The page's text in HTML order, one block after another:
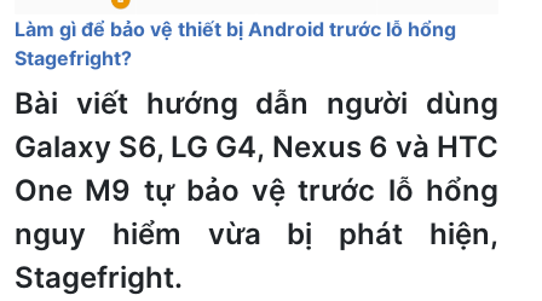
Làm gì để bảo vệ thiết bị Android trước lỗ hổng
Stagefright?
Bài viết hướng dẫn người dùng
Galaxy S6, LG G4, Nexus 6 và HTC
One M9 tự bảo vệ trước lỗ hổng
nguy hiểm vừa bị phát hiện,
Stagefright.